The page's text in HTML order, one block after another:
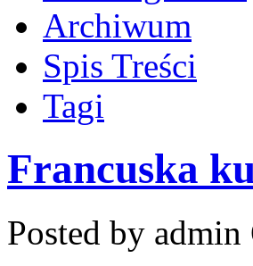
Archiwum
Spis Treści
Tagi
Francuska
Posted by admin